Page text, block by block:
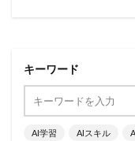
キーワード
AI学習 AIスキル